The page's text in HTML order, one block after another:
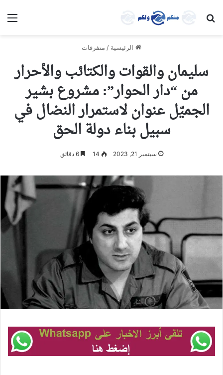
بحث عن
الرئيسية / متفرقات
سليمان والقوات والكتائب والأحرار
من “دار الحوار”: مشروع بشير
الجميّل عنوان لاستمرار النضال في
سبيل بناء دولة الحق
سبتمبر 21, 2023 14 6 دقائق